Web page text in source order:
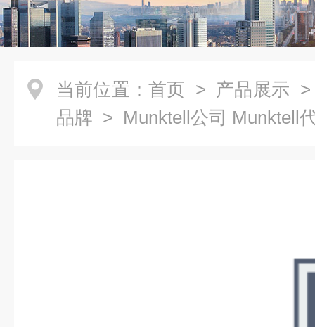
当前位置： 首页 > 产品展示
品牌 > Munktell公司 Munktell